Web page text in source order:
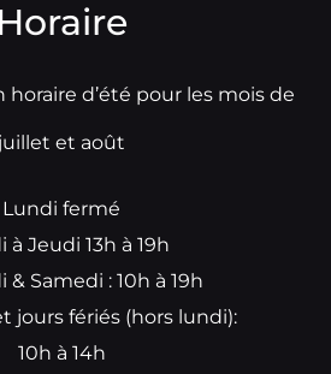
Horaire
horaire d’été pour les mois de
juillet et août
Lundi fermé
à Jeudi 13h à 19h
& Samedi : 10h à 19h
jours fériés (hors lundi):
10h à 14h